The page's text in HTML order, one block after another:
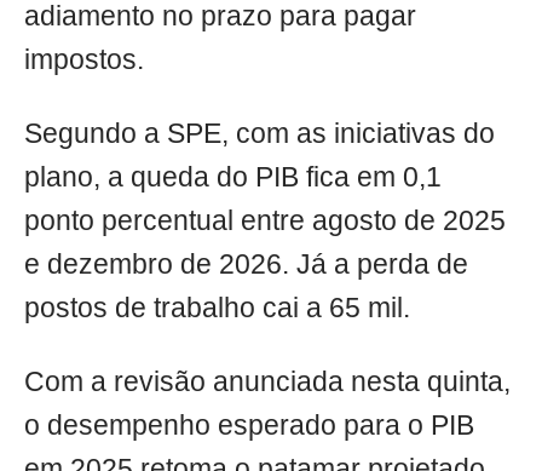
adiamento no prazo para pagar
impostos.
Segundo a SPE, com as iniciativas do
plano, a queda do PIB fica em 0,1
ponto percentual entre agosto de 2025
e dezembro de 2026. Já a perda de
postos de trabalho cai a 65 mil.
Com a revisão anunciada nesta quinta,
o desempenho esperado para o PIB